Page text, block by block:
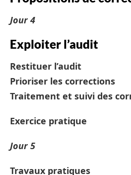
Jour 4
Exploiter l’audit
Restituer l’audit
Prioriser les corrections
Traitement et suivi des
Exercice pratique
Jour 5
Travaux pratiques